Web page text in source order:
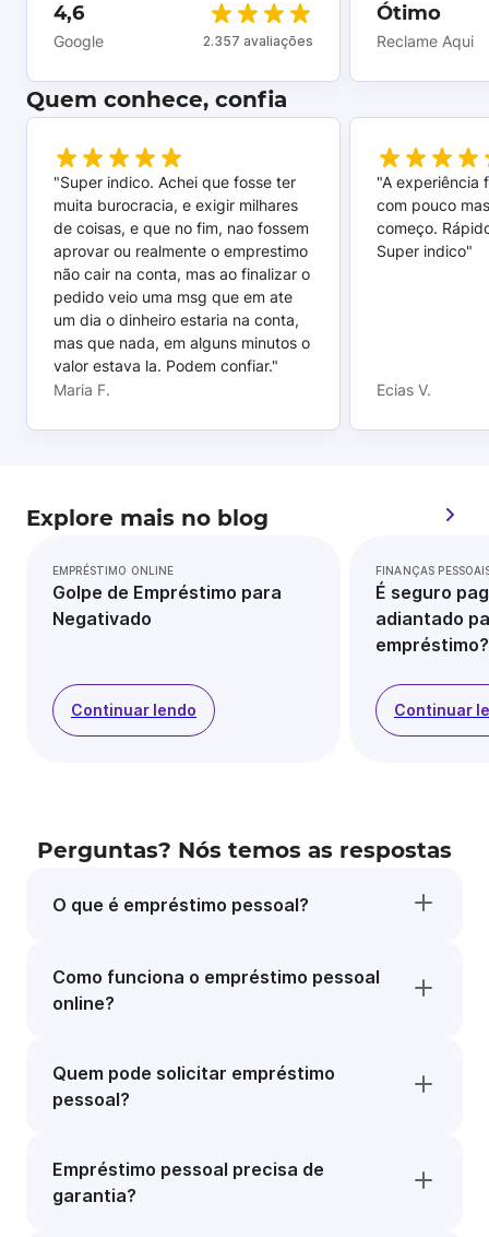
4,6
Google 2.357 avaliações
Ótimo
Reclame Aqui
Quem conhece, confia
"Super indico. Achei que fosse ter
muita burocracia, e exigir milhares
de coisas, e que no fim, nao fossem
aprovar ou realmente o emprestimo
não cair na conta, mas ao finalizar o
pedido veio uma msg que em ate
um dia o dinheiro estaria na conta,
mas que nada, em alguns minutos o
valor estava la. Podem confiar."
Maria F.
"A experiência
com pouco
começo.
Super indico"
Ecias V.
Explore mais no blog
EMPRÉSTIMO ONLINE
Golpe de Empréstimo para
Negativado
Continuar lendo
FINANÇAS
É seguro
adiantado
empréstimo?
Continuar
Perguntas? Nós temos as respostas
O que é empréstimo pessoal?
Como funciona o empréstimo pessoal
online?
Quem pode solicitar empréstimo
pessoal?
Empréstimo pessoal precisa de
garantia?